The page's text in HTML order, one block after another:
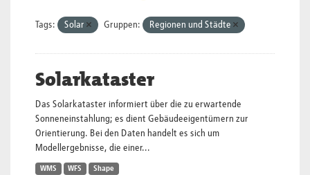
Tags: Solar Gruppen: Regionen und Städte
Solarkataster
Das Solarkataster informiert über die zu erwartende
Sonneneinstahlung; es dient Gebäudeeigentümern zur
Orientierung. Bei den Daten handelt es sich um
Modellergebnisse, die einer...
WMS WFS Shape